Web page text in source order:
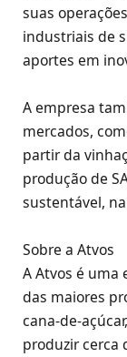
suas
industriais de
aportes em
A empresa
mercados,
partir da
produção de
sustentável,
Sobre a Atvos
A Atvos é uma
das maiores
cana-de-
produzir cerca